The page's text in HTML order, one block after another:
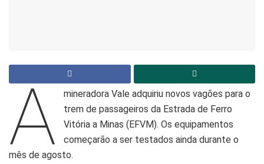
A
mineradora Vale adquiriu novos vagões para o
trem de passageiros da Estrada de Ferro
Vitória a Minas (EFVM). Os equipamentos
começarão a ser testados ainda durante o
mês de agosto.